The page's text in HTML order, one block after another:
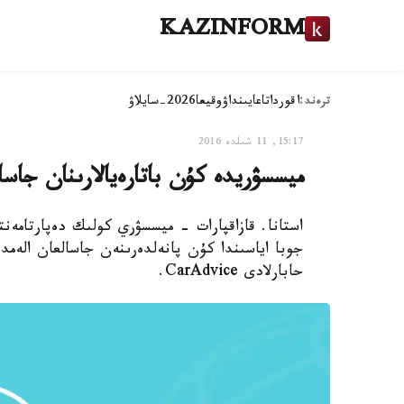
KAZINFORM
ترەند:اقورداتاعايىنداۋوقيعا2026-سايلاۋ
15:17, 11 شىلدە 2016
ميسسۋريدە كۇن باتارەيالارىنان
جوبا اياسىندا كۇن پانەلدەرىنەن جاسالعان
حابارلادى CarAdvice.